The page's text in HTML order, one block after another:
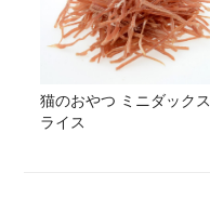
猫のおやつ ミニダックス
ライス